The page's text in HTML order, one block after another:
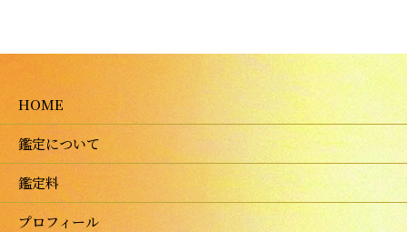
HOME
鑑定について
鑑定料
プロフィール